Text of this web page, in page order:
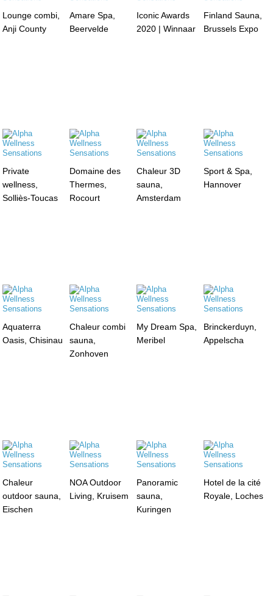
Lounge combi,
Anji County
Amare Spa,
Beervelde
Iconic Awards
2020 | Winnaar
Finland Sauna,
Brussels Expo
Private
wellness,
Solliès-Toucas
Domaine des
Thermes,
Rocourt
Chaleur 3D
sauna,
Amsterdam
Sport & Spa,
Hannover
Aquaterra
Oasis, Chisinau
Chaleur combi
sauna,
Zonhoven
My Dream Spa,
Meribel
Brinckerduyn,
Appelscha
Chaleur
outdoor sauna,
Eischen
NOA Outdoor
Living, Kruisem
Panoramic
sauna,
Kuringen
Hotel de la cité
Royale, Loches